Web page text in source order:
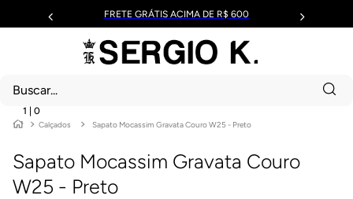
FRETE GRÁTIS ACIMA DE R$ 600
Calçados Sapato Mocassim Gravata Couro W25 - Preto
1 0
Sapato Mocassim Gravata Couro
W25 - Preto